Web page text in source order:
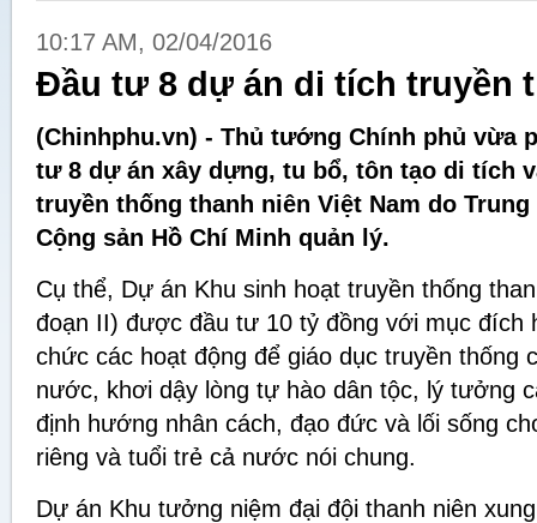
10:17 AM, 02/04/2016
Đầu tư 8 dự án di tích truyền
(Chinhphu.vn) - Thủ tướng Chính phủ vừa
tư 8 dự án xây dựng, tu bổ, tôn tạo di tích
truyền thống thanh niên Việt Nam do
Cộng sản Hồ Chí Minh quản lý.
Cụ thể, Dự án Khu sinh hoạt truyền thống
đoạn II) được đầu tư 10 tỷ đồng với mục đích
chức các hoạt động để giáo dục truyền thống
nước, khơi dậy lòng tự hào dân tộc, lý tưởng
định hướng nhân cách, đạo đức và lối sống
riêng và tuổi trẻ cả nước nói chung.
Dự án Khu tưởng niệm đại đội thanh niên